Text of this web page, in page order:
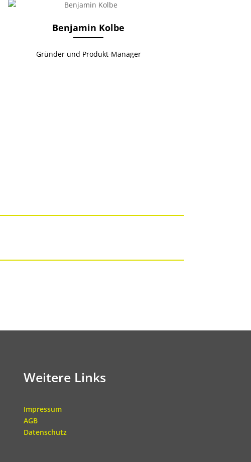
Benjamin Kolbe
Gründer und Produkt-Manager
Weitere Links
Impressum
AGB
Datenschutz